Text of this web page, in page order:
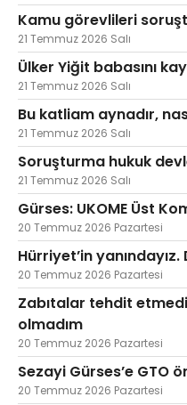
Kamu görevlileri
21 Temmuz 2026 Salı
Ülker Yiğit babasını
21 Temmuz 2026 Salı
Bu katliam aynadır,
21 Temmuz 2026 Salı
Soruşturma hukuk
21 Temmuz 2026 Salı
Gürses: UKOME Üst
20 Temmuz 2026 Pazartesi
Hürriyet’in
20 Temmuz 2026 Pazartesi
Zabıtalar tehdit
olmadım
20 Temmuz 2026 Pazartesi
Sezayi Gürses’e GTO
20 Temmuz 2026 Pazartesi